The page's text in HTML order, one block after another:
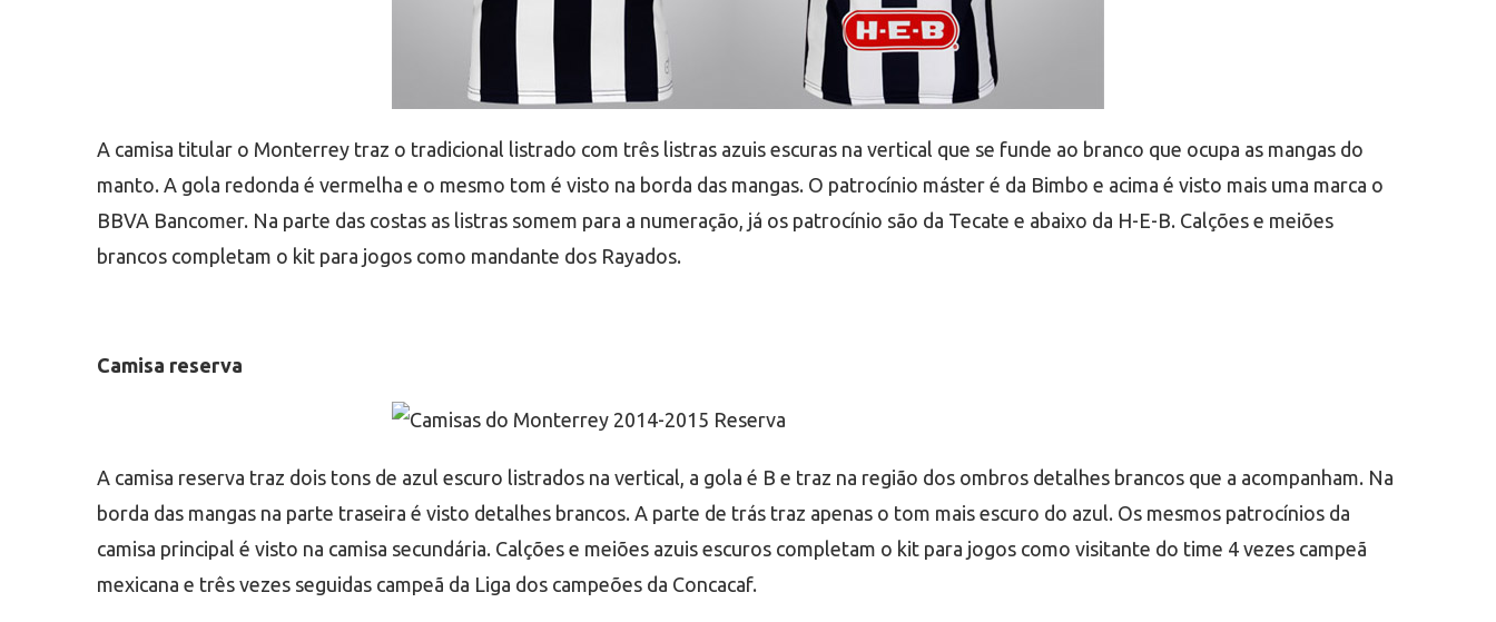
A camisa titular o Monterrey traz o tradicional listrado com três listras azuis escuras na vertical que se funde ao branco que ocupa as mangas do
manto. A gola redonda é vermelha e o mesmo tom é visto na borda das mangas. O patrocínio máster é da Bimbo e acima é visto mais uma marca o
BBVA Bancomer. Na parte das costas as listras somem para a numeração, já os patrocínio são da Tecate e abaixo da H-E-B. Calções e meiões
brancos completam o kit para jogos como mandante dos Rayados.
Camisa reserva
A camisa reserva traz dois tons de azul escuro listrados na vertical, a gola é B e traz na região dos ombros detalhes brancos que a acompanham. Na
borda das mangas na parte traseira é visto detalhes brancos. A parte de trás traz apenas o tom mais escuro do azul. Os mesmos patrocínios da
camisa principal é visto na camisa secundária. Calções e meiões azuis escuros completam o kit para jogos como visitante do time 4 vezes campeã
mexicana e três vezes seguidas campeã da Liga dos campeões da Concacaf.